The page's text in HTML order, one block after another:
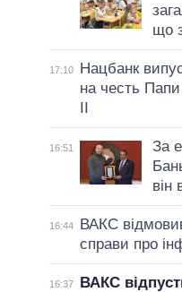
що
17:10
Нацбанк
на честь
II
16:51
За
він
16:44
ВАКС
справи про
16:37
ВАКС